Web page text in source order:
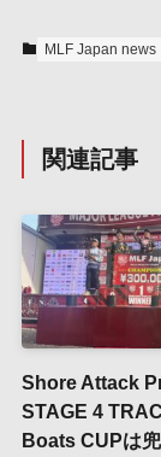
MLF Japan news
関連記事
Shore Attack
STAGE 4
Boats CUPは